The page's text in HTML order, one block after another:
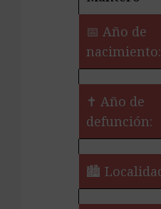
📅 Año de
nacimiento:
✝ Año de
defunción:
🏙️